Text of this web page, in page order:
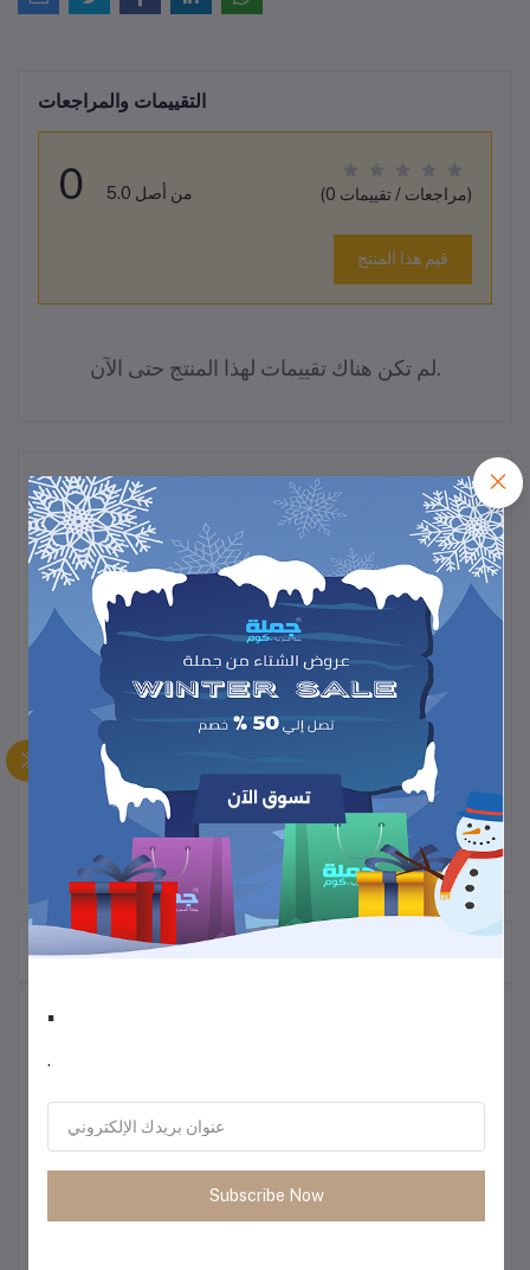
التقييمات والمراجعات
0 من أصل 5.0 (0 مراجعات / تقييمات)
قيم هذا المنتج
لم تكن هناك تقييمات لهذا المنتج حتى الآن.
وصف
الجودة:غالبًا ما تكون هذه الساعات مقلدة (شبيهة
بساعات آبل) وتأتي بجودة تصنيع رديئة.
قد تعمل بنظام تشغيل بدائي وتوفر ميزات محدودة
وغير دقيقة، مثل إشعارات المكالمات والرسائل.
عمر البطارية:
لا تتوقع أن يكون عمر البطارية طويلًا أو
مستقرًا.
المنتجات التي يتم شراؤها بشكل متكرر
أكثر المنتجات مبيعًا
60
• طاولة متعددة الاستخدمات خفيفة الوزن
.
.
Subscribe Now